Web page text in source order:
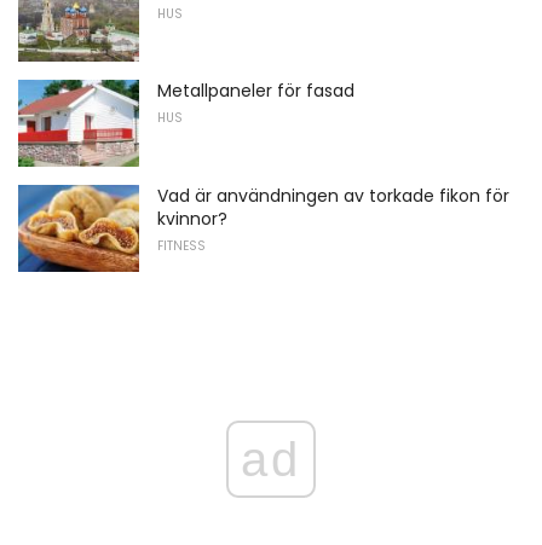
HUS
Metallpaneler för fasad
HUS
Vad är användningen av torkade fikon för
kvinnor?
FITNESS
ad